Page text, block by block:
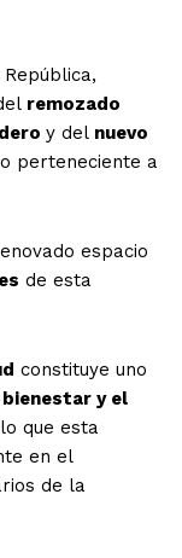
remozado
y del nuevo
perteneciente a
espacio
de esta
constituye uno
bienestar y el
que esta
en el
de la